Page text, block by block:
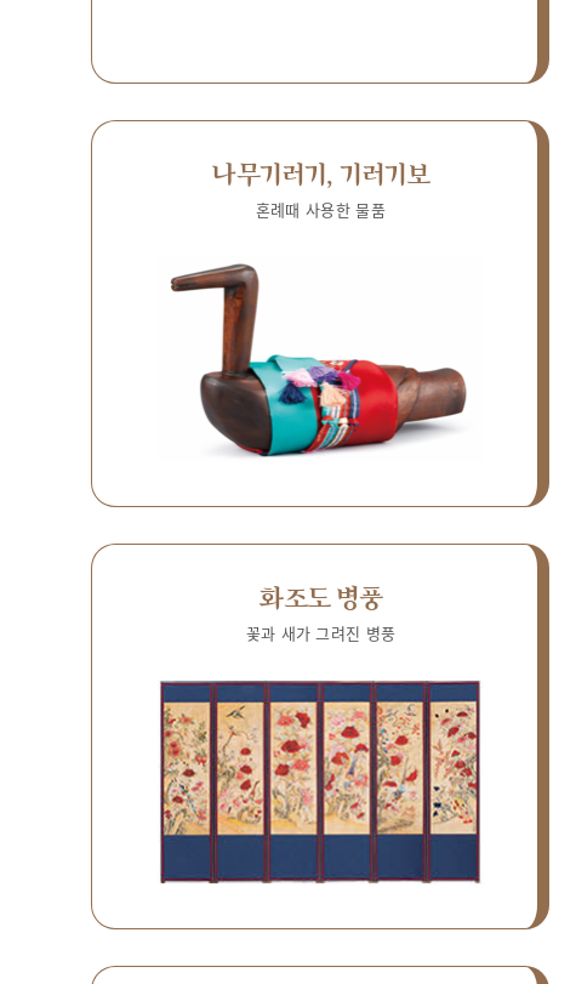
나무기러기, 기러기보
혼례때 사용한 물품
화조도 병풍
꽃과 새가 그려진 병풍